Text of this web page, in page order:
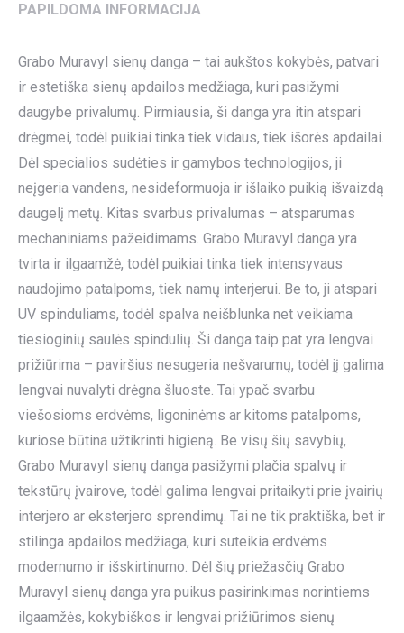
PAPILDOMA INFORMACIJA
Grabo Muravyl sienų danga – tai aukštos kokybės, patvari
ir estetiška sienų apdailos medžiaga, kuri pasižymi
daugybe privalumų. Pirmiausia, ši danga yra itin atspari
drėgmei, todėl puikiai tinka tiek vidaus, tiek išorės apdailai.
Dėl specialios sudėties ir gamybos technologijos, ji
neįgeria vandens, nesideformuoja ir išlaiko puikią išvaizdą
daugelį metų. Kitas svarbus privalumas – atsparumas
mechaniniams pažeidimams. Grabo Muravyl danga yra
tvirta ir ilgaamžė, todėl puikiai tinka tiek intensyvaus
naudojimo patalpoms, tiek namų interjerui. Be to, ji atspari
UV spinduliams, todėl spalva neišblunka net veikiama
tiesioginių saulės spindulių. Ši danga taip pat yra lengvai
prižiūrima – paviršius nesugeria nešvarumų, todėl jį galima
lengvai nuvalyti drėgna šluoste. Tai ypač svarbu
viešosioms erdvėms, ligoninėms ar kitoms patalpoms,
kuriose būtina užtikrinti higieną. Be visų šių savybių,
Grabo Muravyl sienų danga pasižymi plačia spalvų ir
tekstūrų įvairove, todėl galima lengvai pritaikyti prie įvairių
interjero ar eksterjero sprendimų. Tai ne tik praktiška, bet ir
stilinga apdailos medžiaga, kuri suteikia erdvėms
modernumo ir išskirtinumo. Dėl šių priežasčių Grabo
Muravyl sienų danga yra puikus pasirinkimas norintiems
ilgaamžės, kokybiškos ir lengvai prižiūrimos sienų